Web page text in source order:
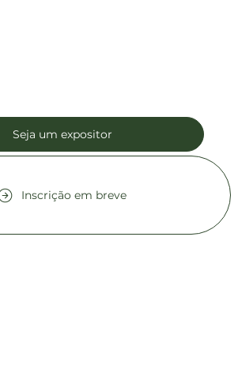
Seja um expositor
Inscrição em breve